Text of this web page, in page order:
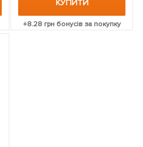
КУПИТИ
+8.28грн бонусів за покупку